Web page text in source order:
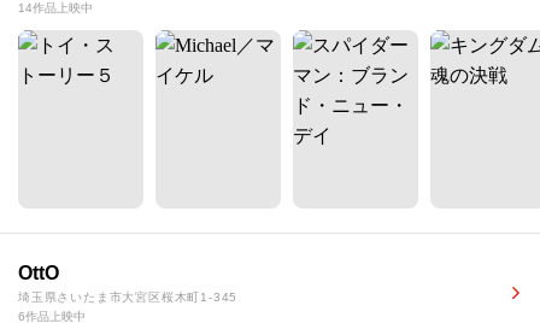
14作品上映中
OttO
埼玉県さいたま市大宮区桜木町1-345
6作品上映中